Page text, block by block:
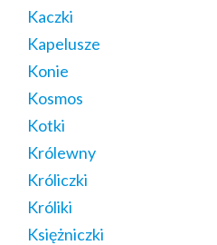
Kaczki
Kapelusze
Konie
Kosmos
Kotki
Królewny
Króliczki
Króliki
Księżniczki